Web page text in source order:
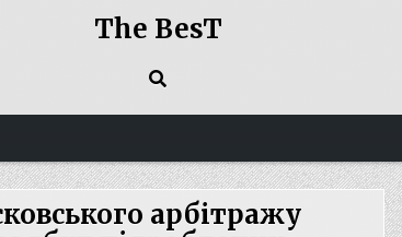
The BesT
арбітражу